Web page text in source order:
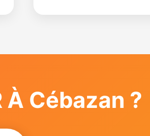
À Cébazan ?